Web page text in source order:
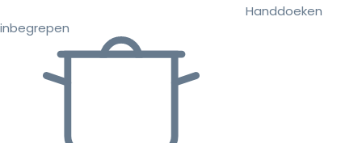
Handdoeken
inbegrepen